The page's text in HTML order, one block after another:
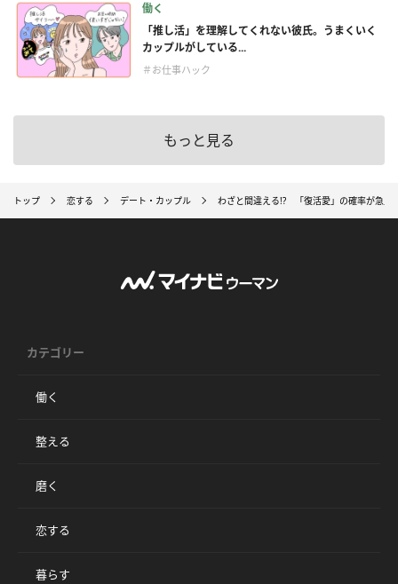
働く
「推し活」を理解してくれない彼氏。うまくいく
カップルがしている...
＃お仕事ハック
もっと見る
トップ 恋する デート・カップル わざと間違える!? 「復活愛」の確率が急上
カテゴリー
働く
整える
磨く
恋する
暮らす